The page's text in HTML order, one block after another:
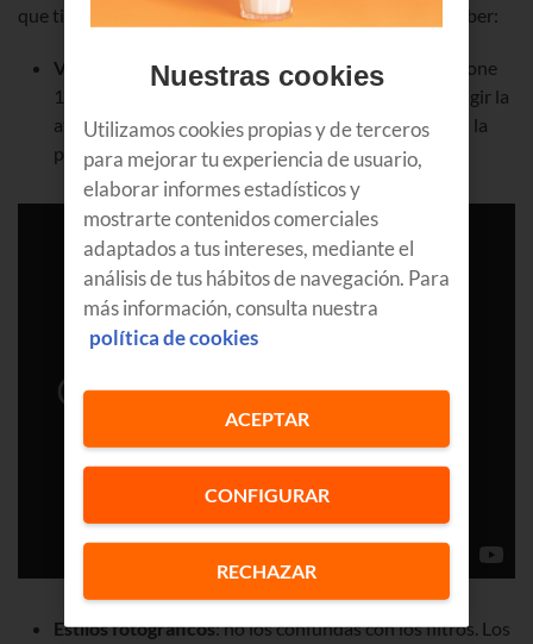
que tiene las mismas prestaciones que las traseras. A saber:
Vídeo en modo Cine: este es el bombazo de los iPhone
13. Cambia el enfoque de manera selectiva para dirigir la
atención hacia el prota de cada escena, jugando con la
profundidad que tú mismo puedes ajustar.
Estilos fotográficos: no los confundas con los filtros. Los
Nuestras cookies
Utilizamos cookies propias y de terceros
para mejorar tu experiencia de usuario,
elaborar informes estadísticos y
mostrarte contenidos comerciales
adaptados a tus intereses, mediante el
análisis de tus hábitos de navegación. Para
más información, consulta nuestra
política de cookies
CONFIGURAR
RECHAZAR
ACEPTAR